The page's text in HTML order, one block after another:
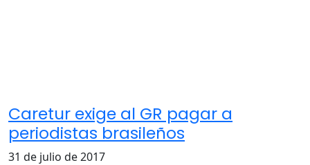
Caretur exige al GR pagar a
periodistas brasileños
31 de julio de 2017